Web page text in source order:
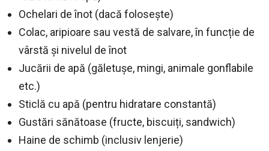
Ochelari de înot (dacă folosește)
Colac, aripioare sau vestă de salvare, în funcție de
vârstă și nivelul de înot
Jucării de apă (găletușe, mingi, animale gonflabile
etc.)
Sticlă cu apă (pentru hidratare constantă)
Gustări sănătoase (fructe, biscuiți, sandwich)
Haine de schimb (inclusiv lenjerie)